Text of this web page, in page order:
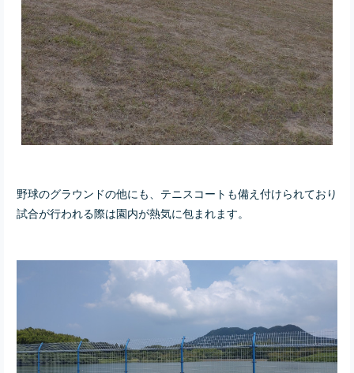
野球のグラウンドの他にも、テニスコートも備え付けられており
試合が行われる際は園内が熱気に包まれます。